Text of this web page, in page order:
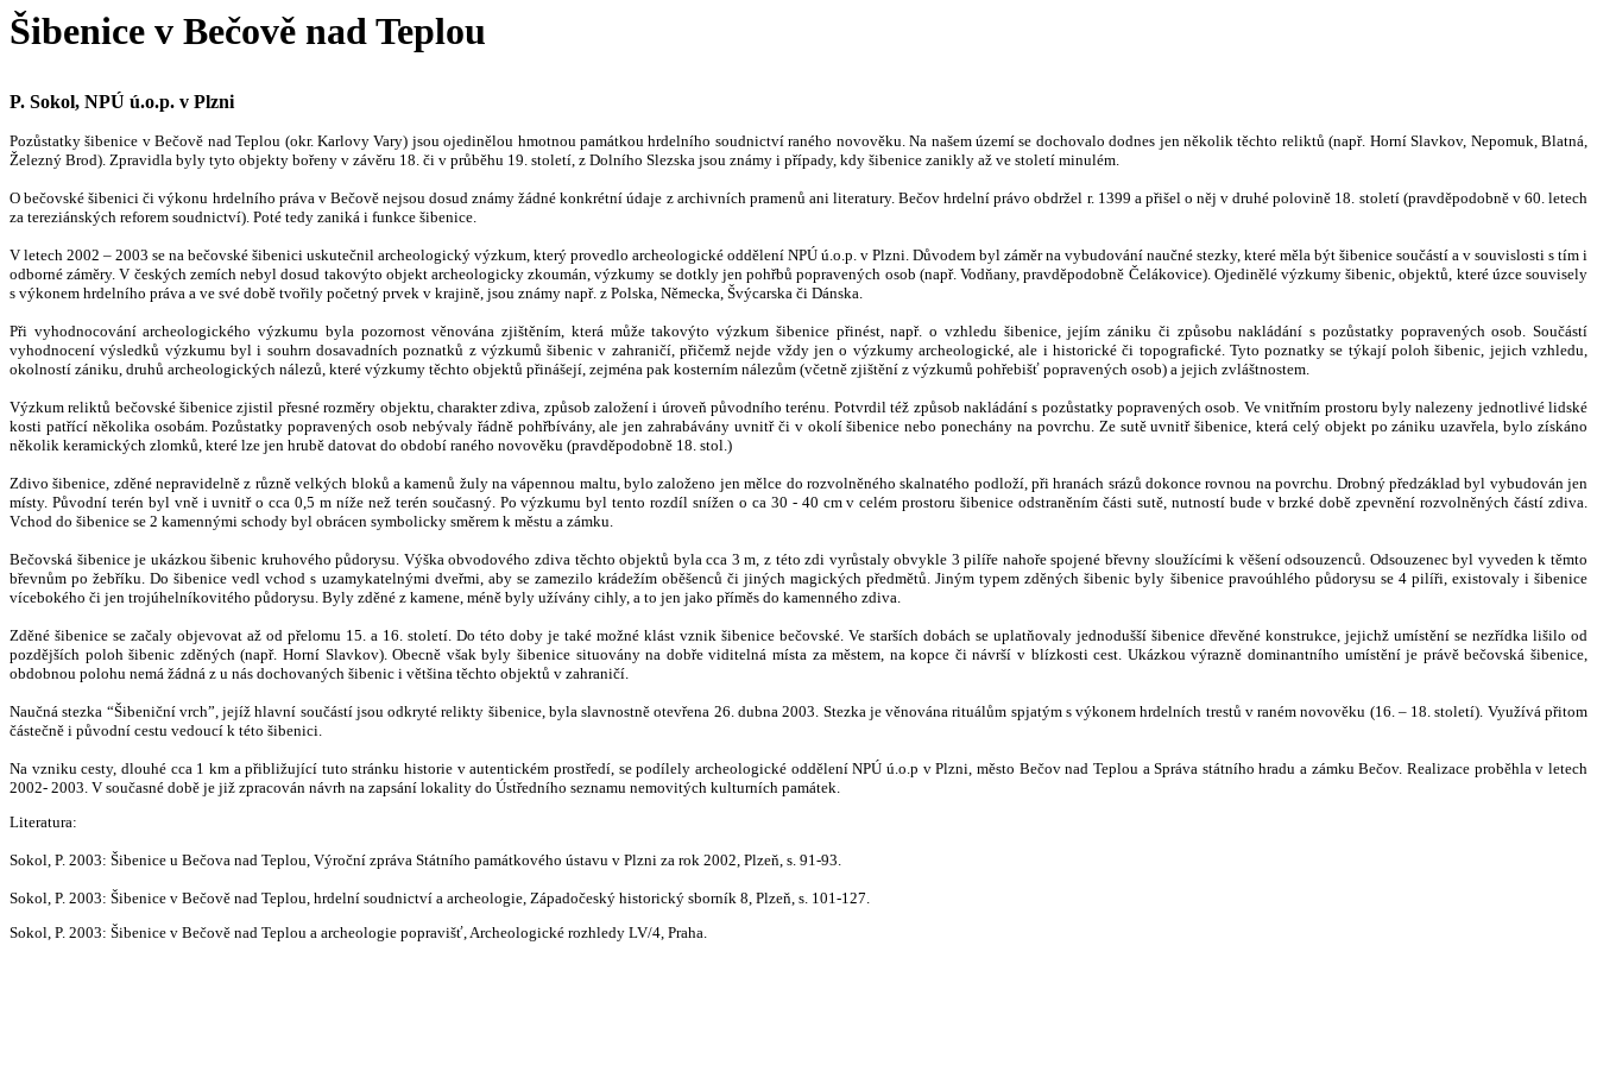
Šibenice v Bečově nad Teplou
P. Sokol, NPÚ ú.o.p. v Plzni
Pozůstatky šibenice v Bečově nad Teplou (okr. Karlovy Vary) jsou ojedinělou hmotnou památkou hrdelního soudnictví raného novověku. Na našem území se dochovalo dodnes jen několik těchto reliktů (např. Horní Slavkov, Nepomuk, Blatná,
Železný Brod). Zpravidla byly tyto objekty bořeny v závěru 18. či v průběhu 19. století, z Dolního Slezska jsou známy i případy, kdy šibenice zanikly až ve století minulém.
O bečovské šibenici či výkonu hrdelního práva v Bečově nejsou dosud známy žádné konkrétní údaje z archivních pramenů ani literatury. Bečov hrdelní právo obdržel r. 1399 a přišel o něj v druhé polovině 18. století (pravděpodobně v 60. letech
za tereziánských reforem soudnictví). Poté tedy zaniká i funkce šibenice.
V letech 2002 – 2003 se na bečovské šibenici uskutečnil archeologický výzkum, který provedlo archeologické oddělení NPÚ ú.o.p. v Plzni. Důvodem byl záměr na vybudování naučné stezky, které měla být šibenice součástí a v souvislosti s tím i
odborné záměry. V českých zemích nebyl dosud takovýto objekt archeologicky zkoumán, výzkumy se dotkly jen pohřbů popravených osob (např. Vodňany, pravděpodobně Čelákovice). Ojedinělé výzkumy šibenic, objektů, které úzce souvisely
s výkonem hrdelního práva a ve své době tvořily početný prvek v krajině, jsou známy např. z Polska, Německa, Švýcarska či Dánska.
Při vyhodnocování archeologického výzkumu byla pozornost věnována zjištěním, která může takovýto výzkum šibenice přinést, např. o vzhledu šibenice, jejím zániku či způsobu nakládání s pozůstatky popravených osob. Součástí
vyhodnocení výsledků výzkumu byl i souhrn dosavadních poznatků z výzkumů šibenic v zahraničí, přičemž nejde vždy jen o výzkumy archeologické, ale i historické či topografické. Tyto poznatky se týkají poloh šibenic, jejich vzhledu,
okolností zániku, druhů archeologických nálezů, které výzkumy těchto objektů přinášejí, zejména pak kosterním nálezům (včetně zjištění z výzkumů pohřebišť popravených osob) a jejich zvláštnostem.
Výzkum reliktů bečovské šibenice zjistil přesné rozměry objektu, charakter zdiva, způsob založení i úroveň původního terénu. Potvrdil též způsob nakládání s pozůstatky popravených osob. Ve vnitřním prostoru byly nalezeny jednotlivé lidské
kosti patřící několika osobám. Pozůstatky popravených osob nebývaly řádně pohřbívány, ale jen zahrabávány uvnitř či v okolí šibenice nebo ponechány na povrchu. Ze sutě uvnitř šibenice, která celý objekt po zániku uzavřela, bylo získáno
několik keramických zlomků, které lze jen hrubě datovat do období raného novověku (pravděpodobně 18. stol.)
Zdivo šibenice, zděné nepravidelně z různě velkých bloků a kamenů žuly na vápennou maltu, bylo založeno jen mělce do rozvolněného skalnatého podloží, při hranách srázů dokonce rovnou na povrchu. Drobný předzáklad byl vybudován jen
místy. Původní terén byl vně i uvnitř o cca 0,5 m níže než terén současný. Po výzkumu byl tento rozdíl snížen o ca 30 - 40 cm v celém prostoru šibenice odstraněním části sutě, nutností bude v brzké době zpevnění rozvolněných částí zdiva.
Vchod do šibenice se 2 kamennými schody byl obrácen symbolicky směrem k městu a zámku.
Bečovská šibenice je ukázkou šibenic kruhového půdorysu. Výška obvodového zdiva těchto objektů byla cca 3 m, z této zdi vyrůstaly obvykle 3 pilíře nahoře spojené břevny sloužícími k věšení odsouzenců. Odsouzenec byl vyveden k těmto
břevnům po žebříku. Do šibenice vedl vchod s uzamykatelnými dveřmi, aby se zamezilo krádežím oběšenců či jiných magických předmětů. Jiným typem zděných šibenic byly šibenice pravoúhlého půdorysu se 4 pilíři, existovaly i šibenice
vícebokého či jen trojúhelníkovitého půdorysu. Byly zděné z kamene, méně byly užívány cihly, a to jen jako příměs do kamenného zdiva.
Zděné šibenice se začaly objevovat až od přelomu 15. a 16. století. Do této doby je také možné klást vznik šibenice bečovské. Ve starších dobách se uplatňovaly jednodušší šibenice dřevěné konstrukce, jejichž umístění se nezřídka lišilo od
pozdějších poloh šibenic zděných (např. Horní Slavkov). Obecně však byly šibenice situovány na dobře viditelná místa za městem, na kopce či návrší v blízkosti cest. Ukázkou výrazně dominantního umístění je právě bečovská šibenice,
obdobnou polohu nemá žádná z u nás dochovaných šibenic i většina těchto objektů v zahraničí.
Naučná stezka “Šibeniční vrch”, jejíž hlavní součástí jsou odkryté relikty šibenice, byla slavnostně otevřena 26. dubna 2003. Stezka je věnována rituálům spjatým s výkonem hrdelních trestů v raném novověku (16. – 18. století). Využívá přitom
částečně i původní cestu vedoucí k této šibenici.
Na vzniku cesty, dlouhé cca 1 km a přibližující tuto stránku historie v autentickém prostředí, se podílely archeologické oddělení NPÚ ú.o.p v Plzni, město Bečov nad Teplou a Správa státního hradu a zámku Bečov. Realizace proběhla v letech
2002- 2003. V současné době je již zpracován návrh na zapsání lokality do Ústředního seznamu nemovitých kulturních památek.
Literatura:
Sokol, P. 2003: Šibenice u Bečova nad Teplou, Výroční zpráva Státního památkového ústavu v Plzni za rok 2002, Plzeň, s. 91-93.
Sokol, P. 2003: Šibenice v Bečově nad Teplou, hrdelní soudnictví a archeologie, Západočeský historický sborník 8, Plzeň, s. 101-127.
Sokol, P. 2003: Šibenice v Bečově nad Teplou a archeologie popravišť, Archeologické rozhledy LV/4, Praha.